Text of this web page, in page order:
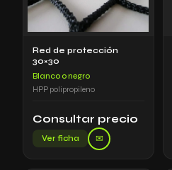
Red de protección
30×30
Blanco o negro
HPP polipropileno
Consultar precio
Ver ficha ✉